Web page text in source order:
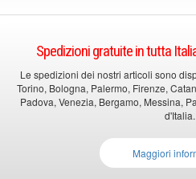
Spedizioni gratuite in tutta
Le spedizioni dei nostri articoli sono
Torino, Bologna, Palermo, Firenze,
Padova, Venezia, Bergamo, Messina,
d'Italia.
Maggiori